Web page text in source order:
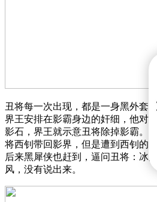
丑将每一次出现，都是一身黑外套
界王安排在影霸身边的奸细，他对
影石，界王就示意丑将除掉影霸。
将西钊带回影界，但是遭到西钊的
后来黑犀侠也赶到，逼问丑将：冰
风，没有说出来。